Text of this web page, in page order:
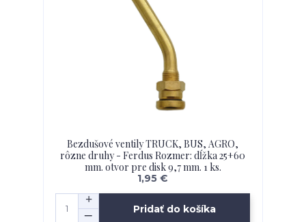
Bezdušové ventily TRUCK, BUS, AGRO,
rôzne druhy - Ferdus Rozmer: dĺžka 25+60
mm. otvor pre disk 9,7 mm. 1 ks.
1,95 €
Pridať do košíka